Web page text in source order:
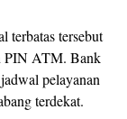
terbatas tersebut
PIN ATM. Bank
pelayanan
terdekat.